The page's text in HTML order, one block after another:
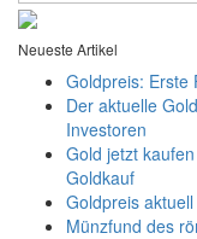
Neueste Artikel
Goldpreis: Erste
Der aktuelle
Investoren
Gold jetzt
Goldkauf
Goldpreis
Münzfund des